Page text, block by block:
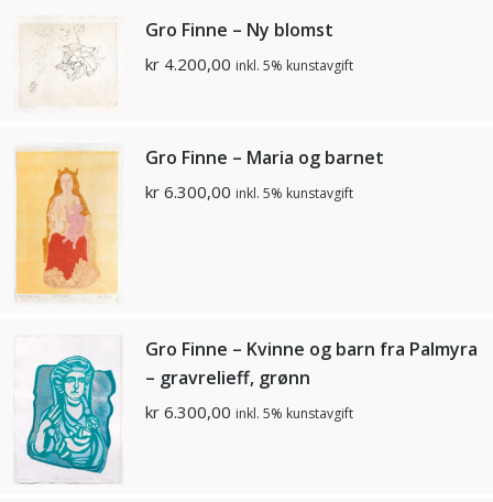
Gro Finne – Ny blomst
kr 4.200,00 inkl. 5% kunstavgift
Gro Finne – Maria og barnet
kr 6.300,00 inkl. 5% kunstavgift
Gro Finne – Kvinne og barn fra Palmyra
– gravrelieff, grønn
kr 6.300,00 inkl. 5% kunstavgift